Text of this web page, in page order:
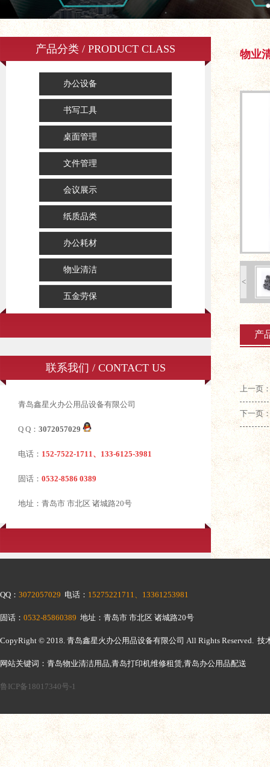
产品分类 / PRODUCT CLASS
办公设备
书写工具
桌面管理
文件管理
会议展示
纸质品类
办公耗材
物业清洁
五金劳保
联系我们 / CONTACT US
青岛鑫星火办公用品设备有限公司
Q Q： 3072057029
电话： 152-7522-1711、133-6125-3981
固话： 0532-8586 0389
地址：青岛市 市北区 诸城路20号
物业
<
产
上一页
下一页
QQ： 3072057029 电话： 15275221711、13361253981
固话： 0532-85860389 地址：青岛市 市北区 诸城路20号
CopyRight © 2018. 青岛鑫星火办公用品设备有限公司 All Rights Reserved. 技
网站关键词：青岛物业清洁用品,青岛打印机维修租赁,青岛办公用品配送
鲁ICP备18017340号-1